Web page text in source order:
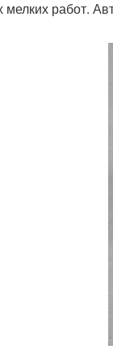
работ.